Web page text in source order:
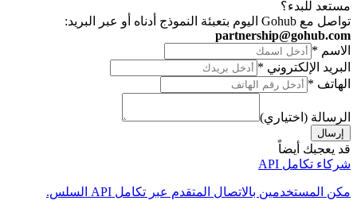
مستعد للبدء؟
تواصل مع Gohub اليوم بتعبئة النموذج أدناه أو عبر البريد:
partnership@gohub.com
الاسم *
البريد الإلكتروني *
الهاتف *
الرسالة (اختياري)
إرسال
قد يعجبك أيضاً
شركاء تكامل API
مكن المستخدمين بالاتصال المتقدم عبر تكامل API السلس.